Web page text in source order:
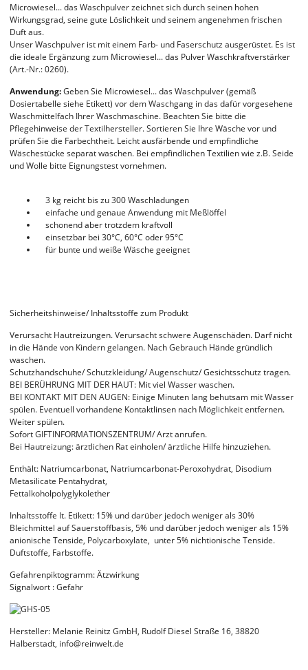
Microwiesel... das Waschpulver zeichnet sich durch seinen hohen
Wirkungsgrad, seine gute Löslichkeit und seinem angenehmen frischen
Duft aus.
Unser Waschpulver ist mit einem Farb- und Faserschutz ausgerüstet. Es ist
die ideale Ergänzung zum Microwiesel... das Pulver Waschkraftverstärker
(Art.-Nr.: 0260).
Anwendung:Geben Sie Microwiesel... das Waschpulver (gemäß
Dosiertabelle siehe Etikett) vor dem Waschgang in das dafür vorgesehene
Waschmittelfach Ihrer Waschmaschine. Beachten Sie bitte die
Pflegehinweise der Textilhersteller. Sortieren Sie Ihre Wäsche vor und
prüfen Sie die Farbechtheit. Leicht ausfärbende und empfindliche
Wäschestücke separat waschen. Bei empfindlichen Textilien wie z.B. Seide
und Wolle bitte Eignungstest vornehmen.
3 kg reicht bis zu 300 Waschladungen
einfache und genaue Anwendung mit Meßlöffel
schonend aber trotzdem kraftvoll
einsetzbar bei 30°C, 60°C oder 95°C
für bunte und weiße Wäsche geeignet
Sicherheitshinweise/ Inhaltsstoffe zum Produkt
Verursacht Hautreizungen. Verursacht schwere Augenschäden. Darf nicht
in die Hände von Kindern gelangen. Nach Gebrauch Hände gründlich
waschen.
Schutzhandschuhe/ Schutzkleidung/ Augenschutz/ Gesichtsschutz tragen.
BEI BERÜHRUNG MIT DER HAUT: Mit viel Wasser waschen.
BEI KONTAKT MIT DEN AUGEN: Einige Minuten lang behutsam mit Wasser
spülen. Eventuell vorhandene Kontaktlinsen nach Möglichkeit entfernen.
Weiter spülen.
Sofort GIFTINFORMATIONSZENTRUM/ Arzt anrufen.
Bei Hautreizung: ärztlichen Rat einholen/ ärztliche Hilfe hinzuziehen.
Enthält: Natriumcarbonat, Natriumcarbonat-Peroxohydrat, Disodium
Metasilicate Pentahydrat,
Fettalkoholpolyglykolether
Inhaltsstoffe lt. Etikett: 15% und darüber jedoch weniger als 30%
Bleichmittel auf Sauerstoffbasis, 5% und darüber jedoch weniger als 15%
anionische Tenside, Polycarboxylate, unter 5% nichtionische Tenside.
Duftstoffe, Farbstoffe.
Gefahrenpiktogramm: Ätzwirkung
Signalwort : Gefahr
Hersteller: Melanie Reinitz GmbH, Rudolf Diesel Straße 16, 38820
Halberstadt, info@reinwelt.de